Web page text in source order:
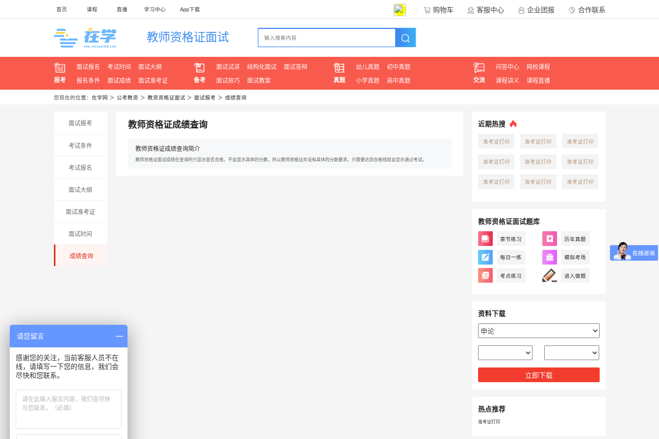
首页 课程 直播 学习中心 App下载 购物车 客服中心 企业团报 合作联系
教师资格证面试
报考
面试报名
报名条件
考试时间
面试成绩
面试大纲
面试准考证
备考
面试试讲
面试技巧
结构化面试
面试教案
面试答辩
真题
幼儿真题
小学真题
初中真题
高中真题
交流
问答中心
课程讲义
网校课程
课程直播
您现在的位置： 在学网 ＞ 公考教资 ＞ 教资资格证面试 ＞ 面试报考 ＞ 成绩查询
面试报考
考试条件
考试报名
面试大纲
面试准考证
面试时间
成绩查询
教师资格证成绩查询
教师资格证成绩查询简介
教师资格证面试成绩在查询时只显示是否合格，不会显示具体的分数，所以教师资格证并没有具体的分数要求，只需要达到合格线就会显示通过考试。
近期热搜
准考证打印 准考证打印 准考证打印
准考证打印 准考证打印 准考证打印
准考证打印 准考证打印 准考证打印
教师资格证面试题库
章节练习 历年真题
每日一练 模拟考场
考点练习 进入做题
资料下载
立即下载
热点推荐
准考证打印
请您留言
感谢您的关注，当前客服人员不在
线，请填写一下您的信息，我们会
尽快和您联系。